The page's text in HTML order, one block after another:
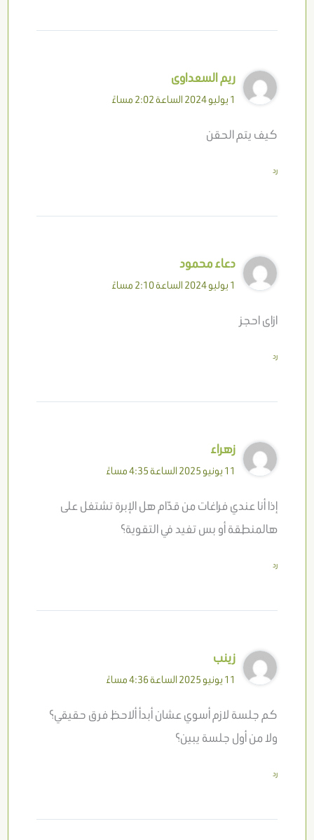
ريم السعداوى
1 يوليو 2024 الساعة 2:02 مساءً
كيف يتم الحقن
رد
دعاء محمود
1 يوليو 2024 الساعة 2:10 مساءً
ازاى احجز
رد
زهراء
11 يونيو 2025 الساعة 4:35 مساءً
إذا أنا عندي فراغات من قدّام هل الإبرة تشتغل على
هالمنطقة أو بس تفيد في التقوية؟
رد
زينب
11 يونيو 2025 الساعة 4:36 مساءً
كم جلسة لازم أسوي عشان أبدأ ألاحظ فرق حقيقي؟
ولا من أول جلسة يبين؟
رد